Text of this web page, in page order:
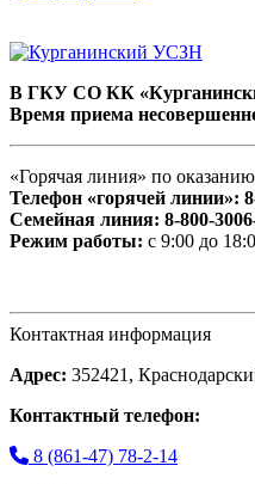
В ГКУ СО КК
Время приема
«Горячая линия» по
Телефон «горячей линии»:
Семейная линия: 8-800-
Режим работы: с 9:00 до
Контактная информация
Адрес: 352421,
Контактный телефон:
8 (861-47) 78-2-14